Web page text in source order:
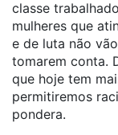
classe
mulheres que
e de luta não
tomarem conta.
que hoje tem
permitiremos
pondera.